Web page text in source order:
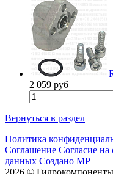
2 059 руб
Вернуться в раздел
Политика
Соглашение Согласие на
данных Создано МР
2026 © Гидрокомпоненты